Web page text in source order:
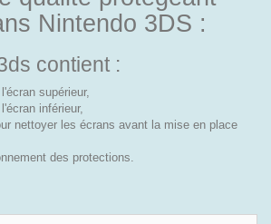
Nintendo 3DS :
contient :
supérieur,
inférieur,
nettoyer les écrans avant la mise en place
des protections.